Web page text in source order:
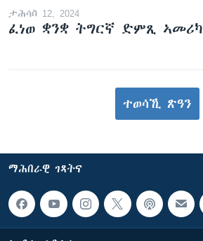
ታሕሳስ 12, 2024
ፈነወ ቋንቋ ትግርኛ ድምጺ ኣመሪካ
ተወሳኺ ጽዓን
ማሕበራዊ ገጻትና